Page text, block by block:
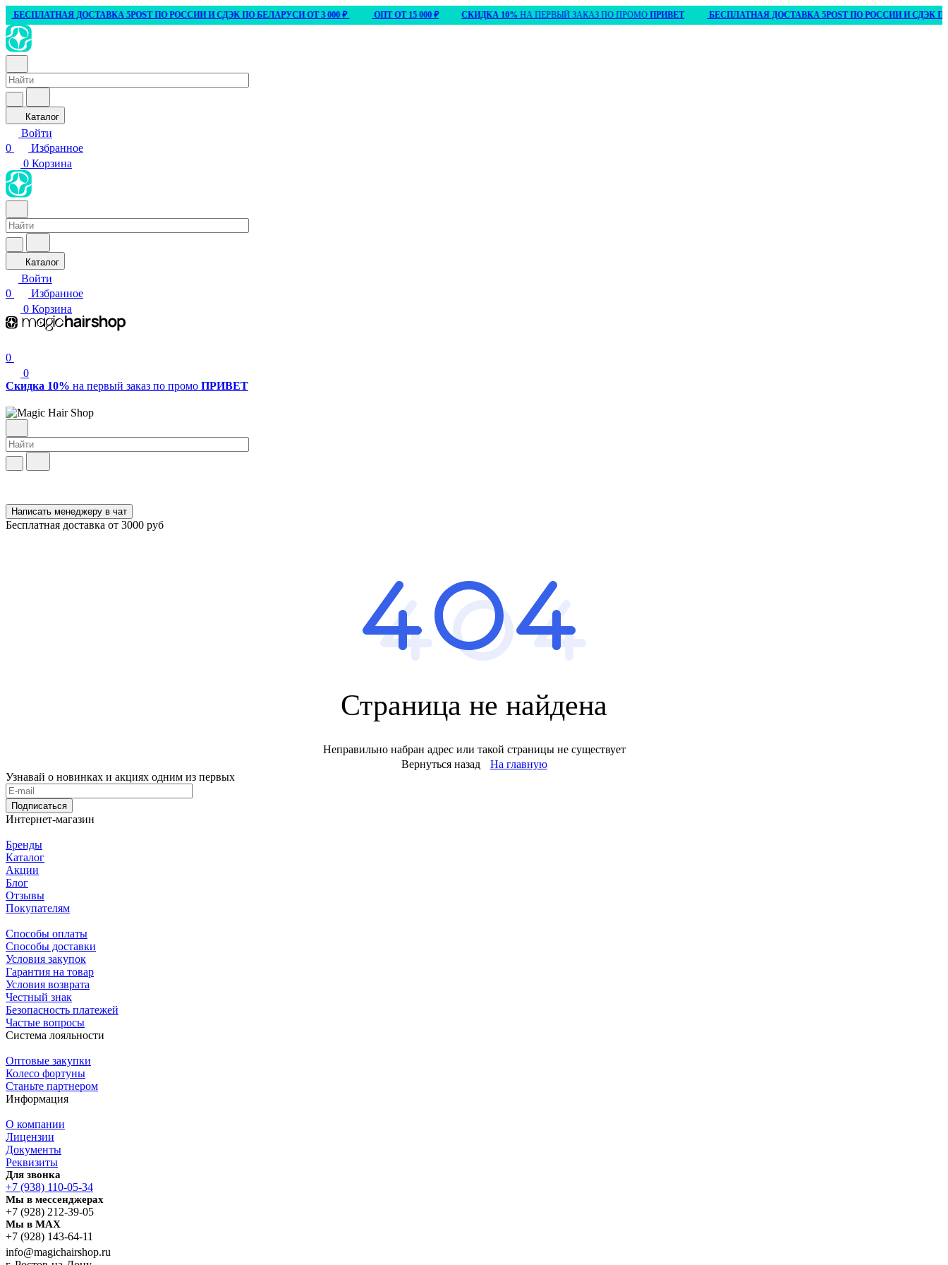
СКИДКА 10%НА ПЕРВЫЙ ЗАКАЗ ПО ПРОМОПРИВЕТ БЕСПЛАТНАЯ ДОСТАВКА 5POST ПО РОССИИ И СДЭК ПО
БЕСПЛАТНАЯ ДОСТАВКА 5POST ПО РОССИИ И СДЭК ПО БЕЛАРУСИ ОТ 3 000 ₽ ОПТ ОТ 15 000 ₽
Каталог
Войти
0
Избранное
0 Корзина
Каталог
Войти
0
Избранное
0 Корзина
0
0
Скидка 10% на первый заказ по промо ПРИВЕТ
Написать менеджеру в чат
Бесплатная доставка от 3000 руб
Страница не найдена
Неправильно набран адрес или такой страницы не существует
Вернуться назад
На главную
Узнавай о новинках и акциях одним из первых
Подписаться
Интернет-магазин
Бренды
Каталог
Акции
Блог
Отзывы
Покупателям
Способы оплаты
Способы доставки
Условия закупок
Гарантия на товар
Условия возврата
Честный знак
Безопасность платежей
Частые вопросы
Система лояльности
Оптовые закупки
Колесо фортуны
Станьте партнером
Информация
О компании
Лицензии
Документы
Реквизиты
Для звонка
+7 (938) 110-05-34
Мы в мессенджерах
+7 (928) 212-39-05
Мы в MAX
+7 (928) 143-64-11
info@magichairshop.ru